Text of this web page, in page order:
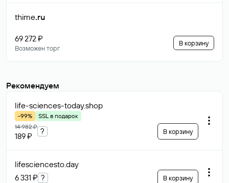
thime.ru
69 272 ₽
Возможен торг
В корзину
Рекомендуем
life-sciences-today.shop
-99%
SSL в подарок
14 982 ₽
189 ₽
? В корзину
lifesciencesto.day
6 331 ₽ ? В корзину